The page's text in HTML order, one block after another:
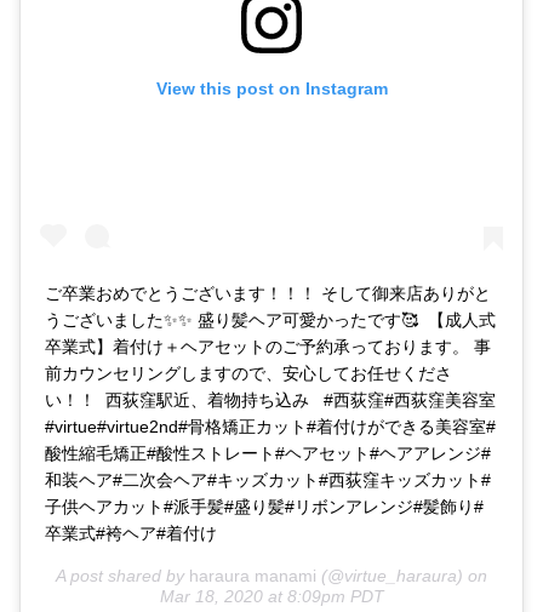
View this post on Instagram
ご卒業おめでとうございます！！！ そして御来店ありがと
うございました✨✨ 盛り髪ヘア可愛かったです🥰 【成人式
卒業式】着付け＋ヘアセットのご予約承っております。 事
前カウンセリングしますので、安心してお任せくださ
い！！ 西荻窪駅近、着物持ち込み #西荻窪#西荻窪美容室
#virtue#virtue2nd#骨格矯正カット#着付けができる美容室#
酸性縮毛矯正#酸性ストレート#ヘアセット#ヘアアレンジ#
和装ヘア#二次会ヘア#キッズカット#西荻窪キッズカット#
子供ヘアカット#派手髪#盛り髪#リボンアレンジ#髪飾り#
卒業式#袴ヘア#着付け
A post shared by haraura manami (@virtue_haraura) on
Mar 18, 2020 at 8:09pm PDT